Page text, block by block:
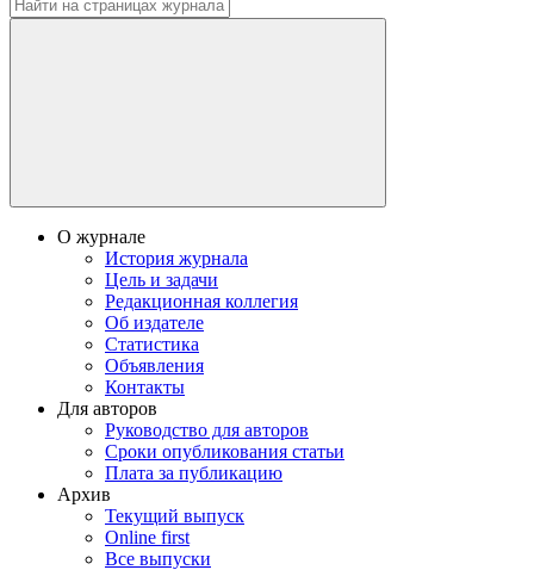
О журнале
История журнала
Цель и задачи
Редакционная коллегия
Об издателе
Статистика
Объявления
Контакты
Для авторов
Руководство для авторов
Сроки опубликования статьи
Плата за публикацию
Архив
Текущий выпуск
Online first
Все выпуски